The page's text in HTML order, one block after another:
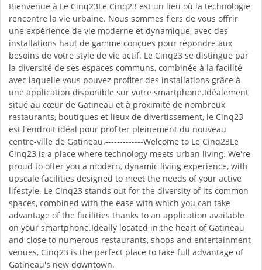
Bienvenue à Le Cinq23Le Cinq23 est un lieu où la technologie
rencontre la vie urbaine. Nous sommes fiers de vous offrir
une expérience de vie moderne et dynamique, avec des
installations haut de gamme conçues pour répondre aux
besoins de votre style de vie actif. Le Cinq23 se distingue par
la diversité de ses espaces communs, combinée à la facilité
avec laquelle vous pouvez profiter des installations grâce à
une application disponible sur votre smartphone.Idéalement
situé au cœur de Gatineau et à proximité de nombreux
restaurants, boutiques et lieux de divertissement, le Cinq23
est l'endroit idéal pour profiter pleinement du nouveau
centre-ville de Gatineau.-------------Welcome to Le Cinq23Le
Cinq23 is a place where technology meets urban living. We're
proud to offer you a modern, dynamic living experience, with
upscale facilities designed to meet the needs of your active
lifestyle. Le Cinq23 stands out for the diversity of its common
spaces, combined with the ease with which you can take
advantage of the facilities thanks to an application available
on your smartphone.Ideally located in the heart of Gatineau
and close to numerous restaurants, shops and entertainment
venues, Cinq23 is the perfect place to take full advantage of
Gatineau's new downtown.